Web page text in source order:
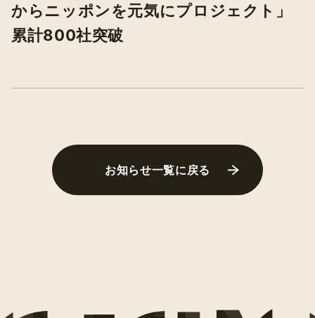
からニッポンを元気にプロジェクト」
累計800社突破
お知らせ一覧に戻る